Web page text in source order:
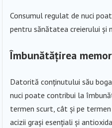
Consumul regulat de nuci
pentru sănătatea creierului și
Îmbunătățirea
Datorită conținutului său
nuci poate contribui la
termen scurt, cât și pe
acizii grași esențiali și